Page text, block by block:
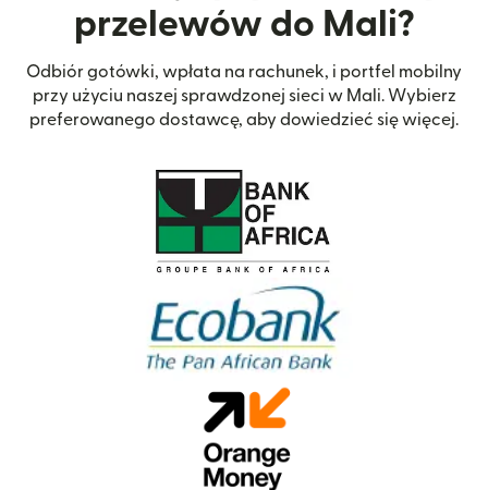
przelewów do Mali?
Odbiór gotówki, wpłata na rachunek, i portfel mobilny
przy użyciu naszej sprawdzonej sieci w Mali. Wybierz
preferowanego dostawcę, aby dowiedzieć się więcej.